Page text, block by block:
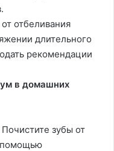
отбеливания
длительного
рекомендации
в домашних
зубы от
помощью